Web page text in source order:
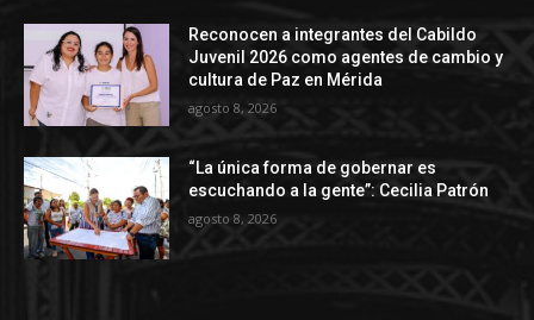
Reconocen a integrantes del Cabildo
Juvenil 2026 como agentes de cambio y
cultura de Paz en Mérida
agosto 8, 2026
“La única forma de gobernar es
escuchando a la gente”: Cecilia Patrón
agosto 8, 2026